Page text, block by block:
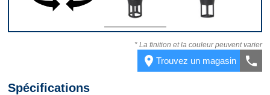
Dessus Devant
* La finition et la couleur peuvent varier
place Trouvez un magasin call
Spécifications